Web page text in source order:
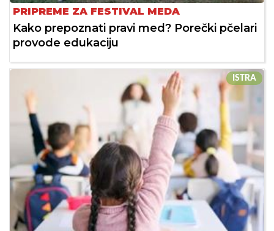
PRIPREME ZA FESTIVAL MEDA
Kako prepoznati pravi med? Porečki pčelari
provode edukaciju
ISTRA